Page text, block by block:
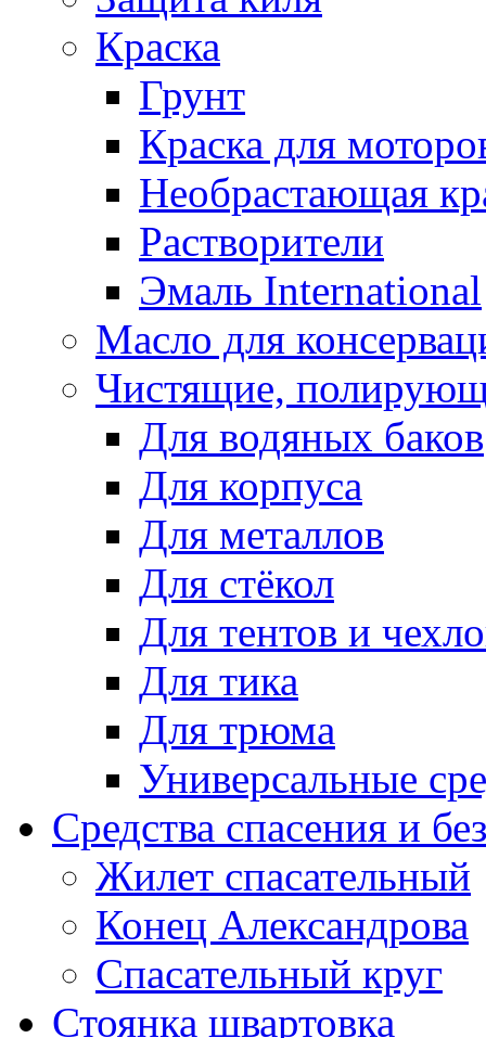
Краска
Грунт
Краска для
Необрастающая
Растворители
Эмаль International
Масло для
Чистящие,
Для водяных баков
Для корпуса
Для металлов
Для стёкол
Для тентов и
Для тика
Для трюма
Универсальные
Средства спасения и
Жилет спасательный
Конец Александрова
Спасательный круг
Стоянка швартовка